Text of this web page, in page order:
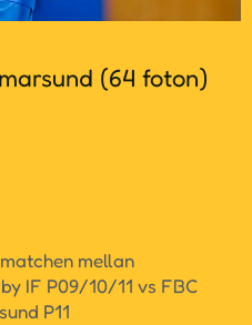
(64 foton)
mellan
IF P09/10/11 vs FBC
P11